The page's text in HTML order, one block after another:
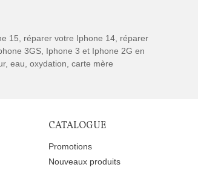
15, réparer votre Iphone 14, réparer
3GS, Iphone 3 et Iphone 2G en
eau, oxydation, carte mère
CATALOGUE
Promotions
Nouveaux produits